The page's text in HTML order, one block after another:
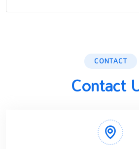
CONTACT
Contact